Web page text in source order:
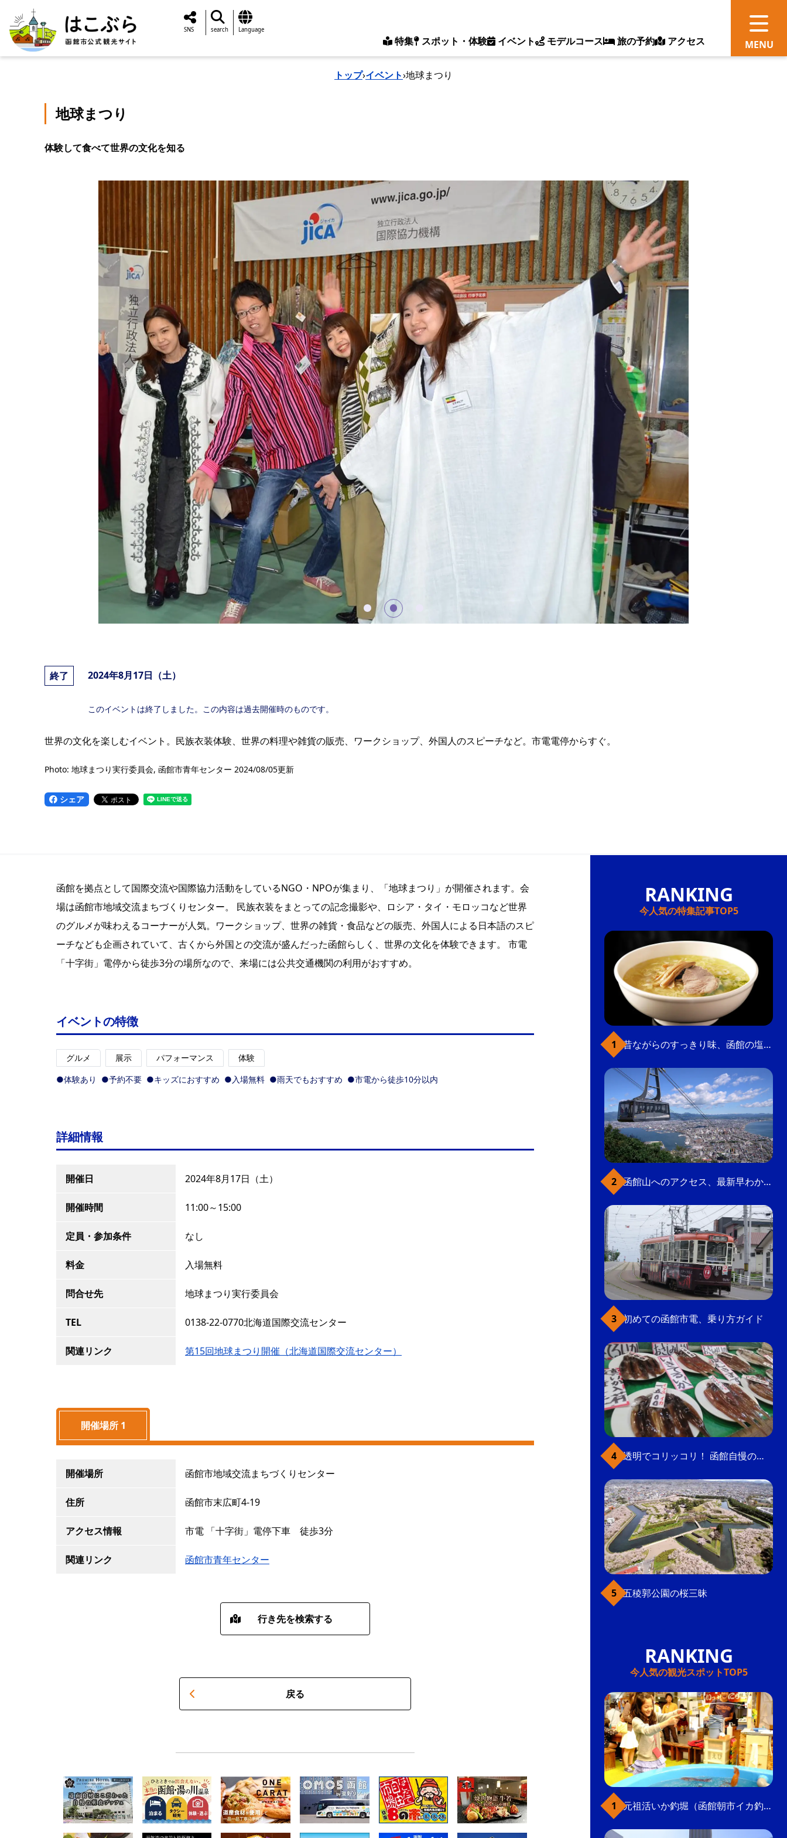
特集 スポット・体験 イベント モデルコース 旅の予約 アクセス
SNS search Language
トップ›イベント›地球まつり
地球まつり
体験して食べて世界の文化を知る
終了 2024年8月17日（土）
このイベントは終了しました。この内容は過去開催時のものです。
世界の文化を楽しむイベント。民族衣装体験、世界の料理や雑貨の販売、ワークショップ、外国人のスピーチなど。市電電停からすぐ。
Photo: 地球まつり実行委員会, 函館市青年センター 2024/08/05更新
シェア
函館を拠点として国際交流や国際協力活動をしているNGO・NPOが集まり、「地球まつり」が開催されます。会
場は函館市地域交流まちづくりセンター。 民族衣装をまとっての記念撮影や、ロシア・タイ・モロッコなど世界
のグルメが味わえるコーナーが人気。ワークショップ、世界の雑貨・食品などの販売、外国人による日本語のスピ
ーチなども企画されていて、古くから外国との交流が盛んだった函館らしく、世界の文化を体験できます。 市電
「十字街」電停から徒歩3分の場所なので、来場には公共交通機関の利用がおすすめ。
イベントの特徴
グルメ 展示 パフォーマンス
体験
●体験あり
●予約不要 ●キッズにおすすめ ●入場無料 ●雨天でもおすすめ ●市電から徒歩10分以内
詳細情報
開催日 2024年8月17日（土）
開催時間 11:00～15:00
定員・参加条件 なし
料金 入場無料
問合せ先 地球まつり実行委員会
TEL 0138-22-0770北海道国際交流センター
関連リンク 第15回地球まつり開催（北海道国際交流センター）
開催場所 1
開催場所 函館市地域交流まちづくりセンター
住所 函館市末広町4-19
アクセス情報 市電 「十字街」電停下車 徒歩3分
関連リンク 函館市青年センター
行き先を検索する
戻る
今人気の特集記事TOP5
昔ながらのすっきり味、函館の塩ラーメン
函館山へのアクセス、最新早わかりガイド
初めての函館市電、乗り方ガイド
透明でコリッコリ！ 函館自慢のいかをどうぞ
五稜郭公園の桜三昧
今人気の観光スポットTOP5
元祖活いか釣堀（函館朝市イカ釣り体験）